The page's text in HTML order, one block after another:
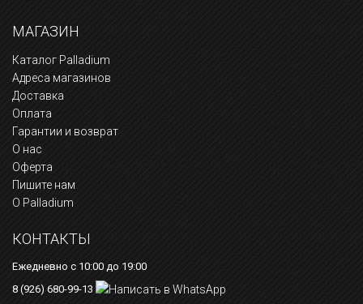
МАГАЗИН
Каталог Palladium
Адреса магазинов
Доставка
Оплата
Гарантии и возврат
О нас
Оферта
Пишите нам
О Palladium
КОНТАКТЫ
Ежедневно с 10:00 до 19:00
8 (926) 680-99-13